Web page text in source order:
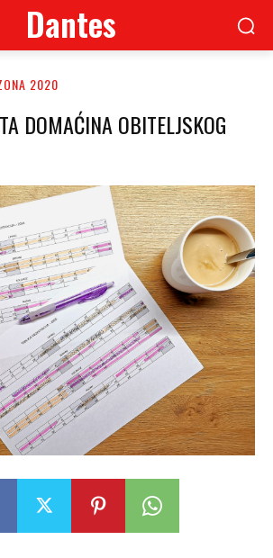
Dantes
2020
DOMAĆINA OBITELJSKOG